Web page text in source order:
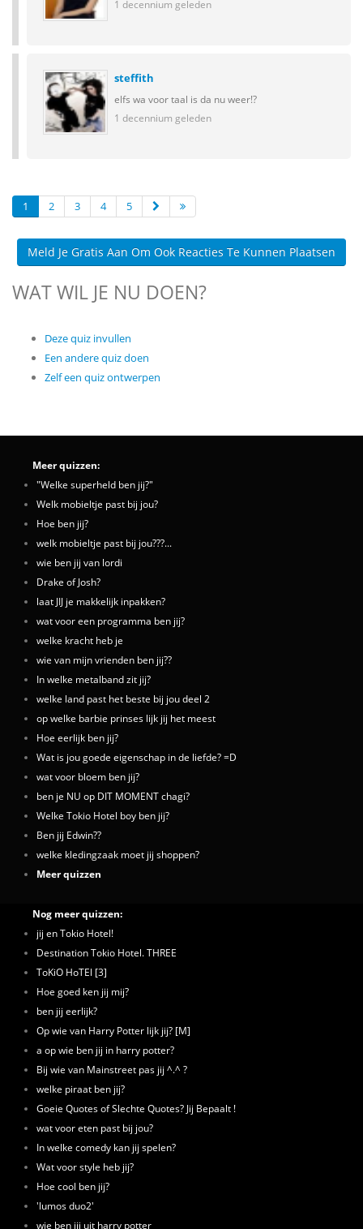
1 decennium geleden
steffith
elfs wa voor taal is da nu weer!?
1 decennium geleden
1 2 3 4 5
Meld Je Gratis Aan Om Ook Reacties Te Kunnen Plaatsen
WAT WIL JE NU DOEN?
Deze quiz invullen
Een andere quiz doen
Zelf een quiz ontwerpen
Meer quizzen:
"Welke superheld ben jij?"
Welk mobieltje past bij jou?
Hoe ben jij?
welk mobieltje past bij jou???...
wie ben jij van lordi
Drake of Josh?
laat JIJ je makkelijk inpakken?
wat voor een programma ben jij?
welke kracht heb je
wie van mijn vrienden ben jij??
In welke metalband zit jij?
welke land past het beste bij jou deel 2
op welke barbie prinses lijk jij het meest
Hoe eerlijk ben jij?
Wat is jou goede eigenschap in de liefde? =D
wat voor bloem ben jij?
ben je NU op DIT MOMENT chagi?
Welke Tokio Hotel boy ben jij?
Ben jij Edwin??
welke kledingzaak moet jij shoppen?
Meer quizzen
Nog meer quizzen:
jij en Tokio Hotel!
Destination Tokio Hotel. THREE
ToKiO HoTEl [3]
Hoe goed ken jij mij?
ben jij eerlijk?
Op wie van Harry Potter lijk jij? [M]
a op wie ben jij in harry potter?
Bij wie van Mainstreet pas jij ^.^ ?
welke piraat ben jij?
Goeie Quotes of Slechte Quotes? Jij Bepaalt !
wat voor eten past bij jou?
In welke comedy kan jij spelen?
Wat voor style heb jij?
Hoe cool ben jij?
'lumos duo2'
wie ben jij uit harry potter